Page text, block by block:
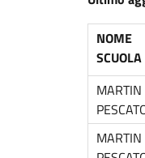
NOME
SCUOLA
MARTIN
MARTIN